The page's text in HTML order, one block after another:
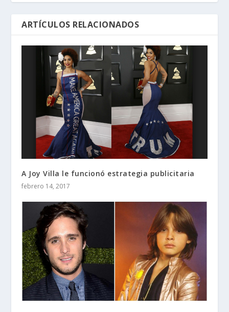
ARTÍCULOS RELACIONADOS
A Joy Villa le funcionó estrategia publicitaria
febrero 14, 2017